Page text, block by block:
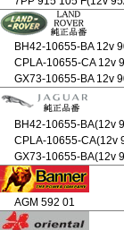
BH42-10655-BA 12v
CPLA-10655-CA 12v
GX73-10655-BA 12v
BH42-10655-BA(12v
CPLA-10655-CA(12v
GX73-10655-BA(12v
AGM 592 01